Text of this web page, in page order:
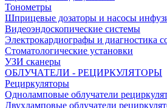
Тонометры
Шприцевые дозаторы и насосы
Видеоэндоскопические системы
Электрокардиографы и диагностика
Стоматологические установки
УЗИ сканеры
ОБЛУЧАТЕЛИ - РЕЦИРКУЛЯТОРЫ
Рециркуляторы
Одноламповые облучатели
Двухламповые облучатели